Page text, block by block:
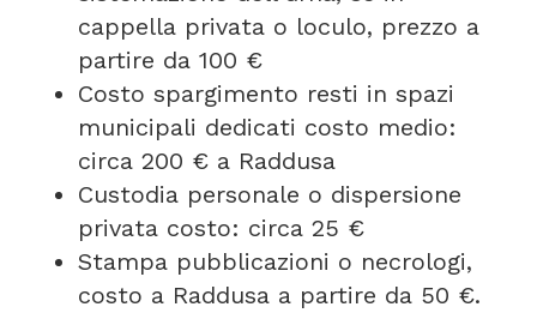
cappella privata o loculo, prezzo a
partire da 100 €
Costo spargimento resti in spazi
municipali dedicati costo medio:
circa 200 € a Raddusa
Custodia personale o dispersione
privata costo: circa 25 €
Stampa pubblicazioni o necrologi,
costo a Raddusa a partire da 50 €.